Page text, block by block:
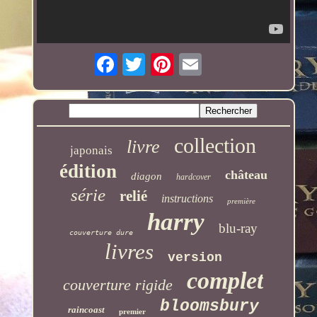
japonais livre collection
édition diagon hardcover château
série relié instructions première
couverture dure harry blu-ray
livres version
couverture rigide complet
raincoast premier bloomsbury